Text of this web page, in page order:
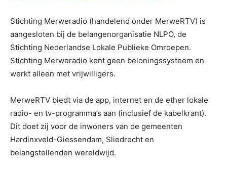
Stichting Merweradio (handelend onder MerweRTV) is
aangesloten bij de belangenorganisatie NLPO, de
Stichting Nederlandse Lokale Publieke Omroepen.
Stichting Merweradio kent geen beloningssysteem en
werkt alleen met vrijwilligers.
MerweRTV biedt via de app, internet en de ether lokale
radio- en tv-programma’s aan (inclusief de kabelkrant).
Dit doet zij voor de inwoners van de gemeenten
Hardinxveld-Giessendam, Sliedrecht en
belangstellenden wereldwijd.